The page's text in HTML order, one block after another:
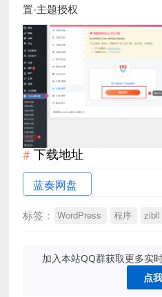
置-主题授权
下载地址
蓝奏网盘
标签： WordPress 程序 zibll
加入本站QQ群获取更多实
点